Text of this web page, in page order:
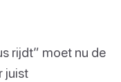
rijdt” moet nu de
juist